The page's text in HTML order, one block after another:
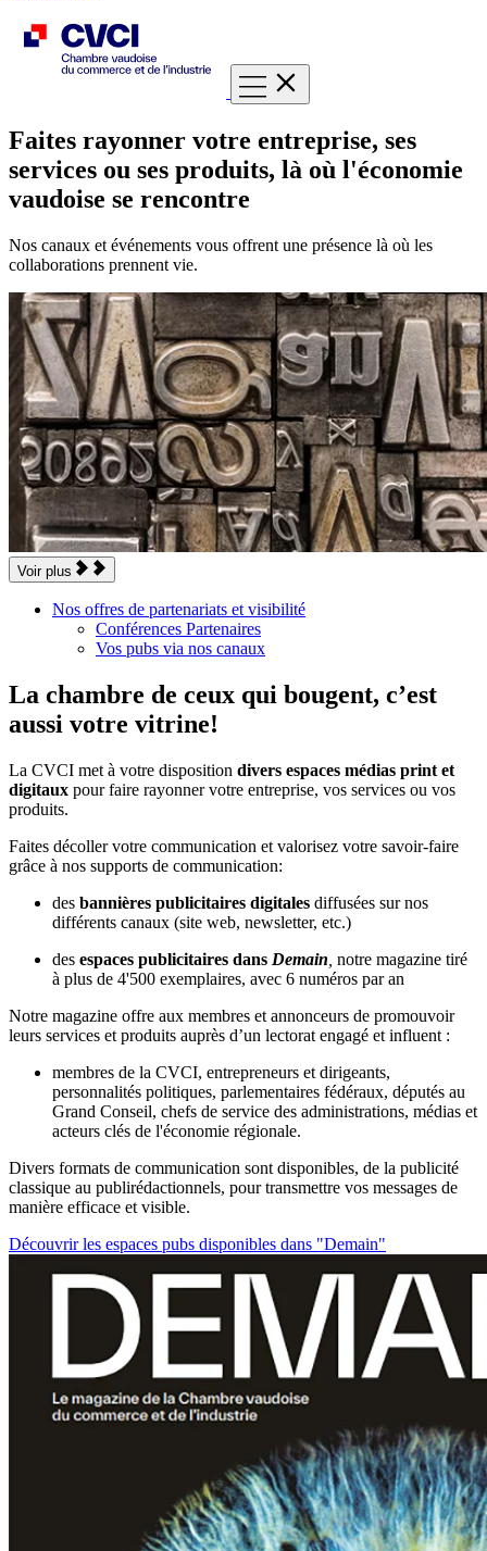
Faites rayonner votre entreprise, ses
services ou ses produits, là où l'économie
vaudoise se rencontre
Nos canaux et événements vous offrent une présence là où les
collaborations prennent vie.
Voir plus
Nos offres de partenariats et visibilité
Conférences Partenaires
Vos pubs via nos canaux
La chambre de ceux qui bougent, c’est
aussi votre vitrine!
La CVCI met à votre disposition divers espaces médias print et
digitaux pour faire rayonner votre entreprise, vos services ou vos
produits.
Faites décoller votre communication et valorisez votre savoir-faire
grâce à nos supports de communication:
des bannières publicitaires digitales diffusées sur nos
différents canaux (site web, newsletter, etc.)
des espaces publicitaires dans Demain notre magazine tiré
à plus de 4'500 exemplaires, avec 6 numéros par an
Notre magazine offre aux membres et annonceurs de promouvoir
leurs services et produits auprès d’un lectorat engagé et influent :
membres de la CVCI, entrepreneurs et dirigeants,
personnalités politiques, parlementaires fédéraux, députés au
Grand Conseil, chefs de service des administrations, médias et
acteurs clés de l'économie régionale.
Divers formats de communication sont disponibles, de la publicité
classique au publirédactionnels, pour transmettre vos messages de
manière efficace et visible.
Découvrir les espaces pubs disponibles dans "Demain"